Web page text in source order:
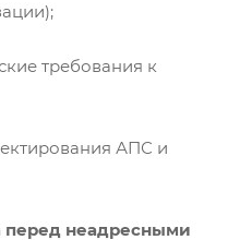
требования к
АПС и
неадресными